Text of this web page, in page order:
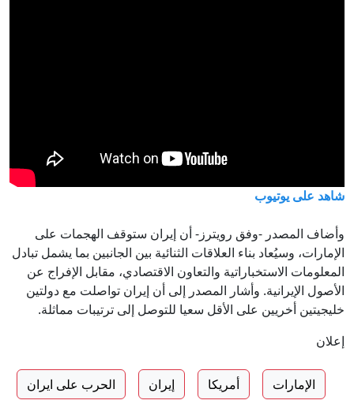
شاهد على يوتيوب
وأضاف المصدر -وفق رويترز- أن إيران ستوقف الهجمات على
الإمارات، وسيُعاد بناء العلاقات الثنائية بين الجانبين بما يشمل تبادل
المعلومات الاستخباراتية والتعاون الاقتصادي، مقابل الإفراج عن
الأصول الإيرانية. وأشار المصدر إلى أن إيران تواصلت مع دولتين
خليجيتين أخريين على الأقل سعيا للتوصل إلى ترتيبات مماثلة.
إعلان
الإمارات أمريكا إيران الحرب على ايران